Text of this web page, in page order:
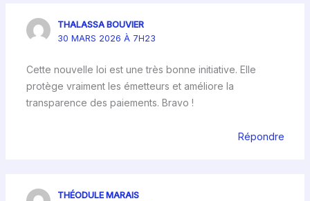
THALASSA BOUVIER
30 MARS 2026 À 7H23
Cette nouvelle loi est une très bonne initiative. Elle
protège vraiment les émetteurs et améliore la
transparence des paiements. Bravo !
Répondre
THÉODULE MARAIS